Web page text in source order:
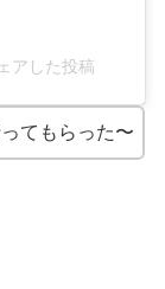
アした投稿
てもらった〜